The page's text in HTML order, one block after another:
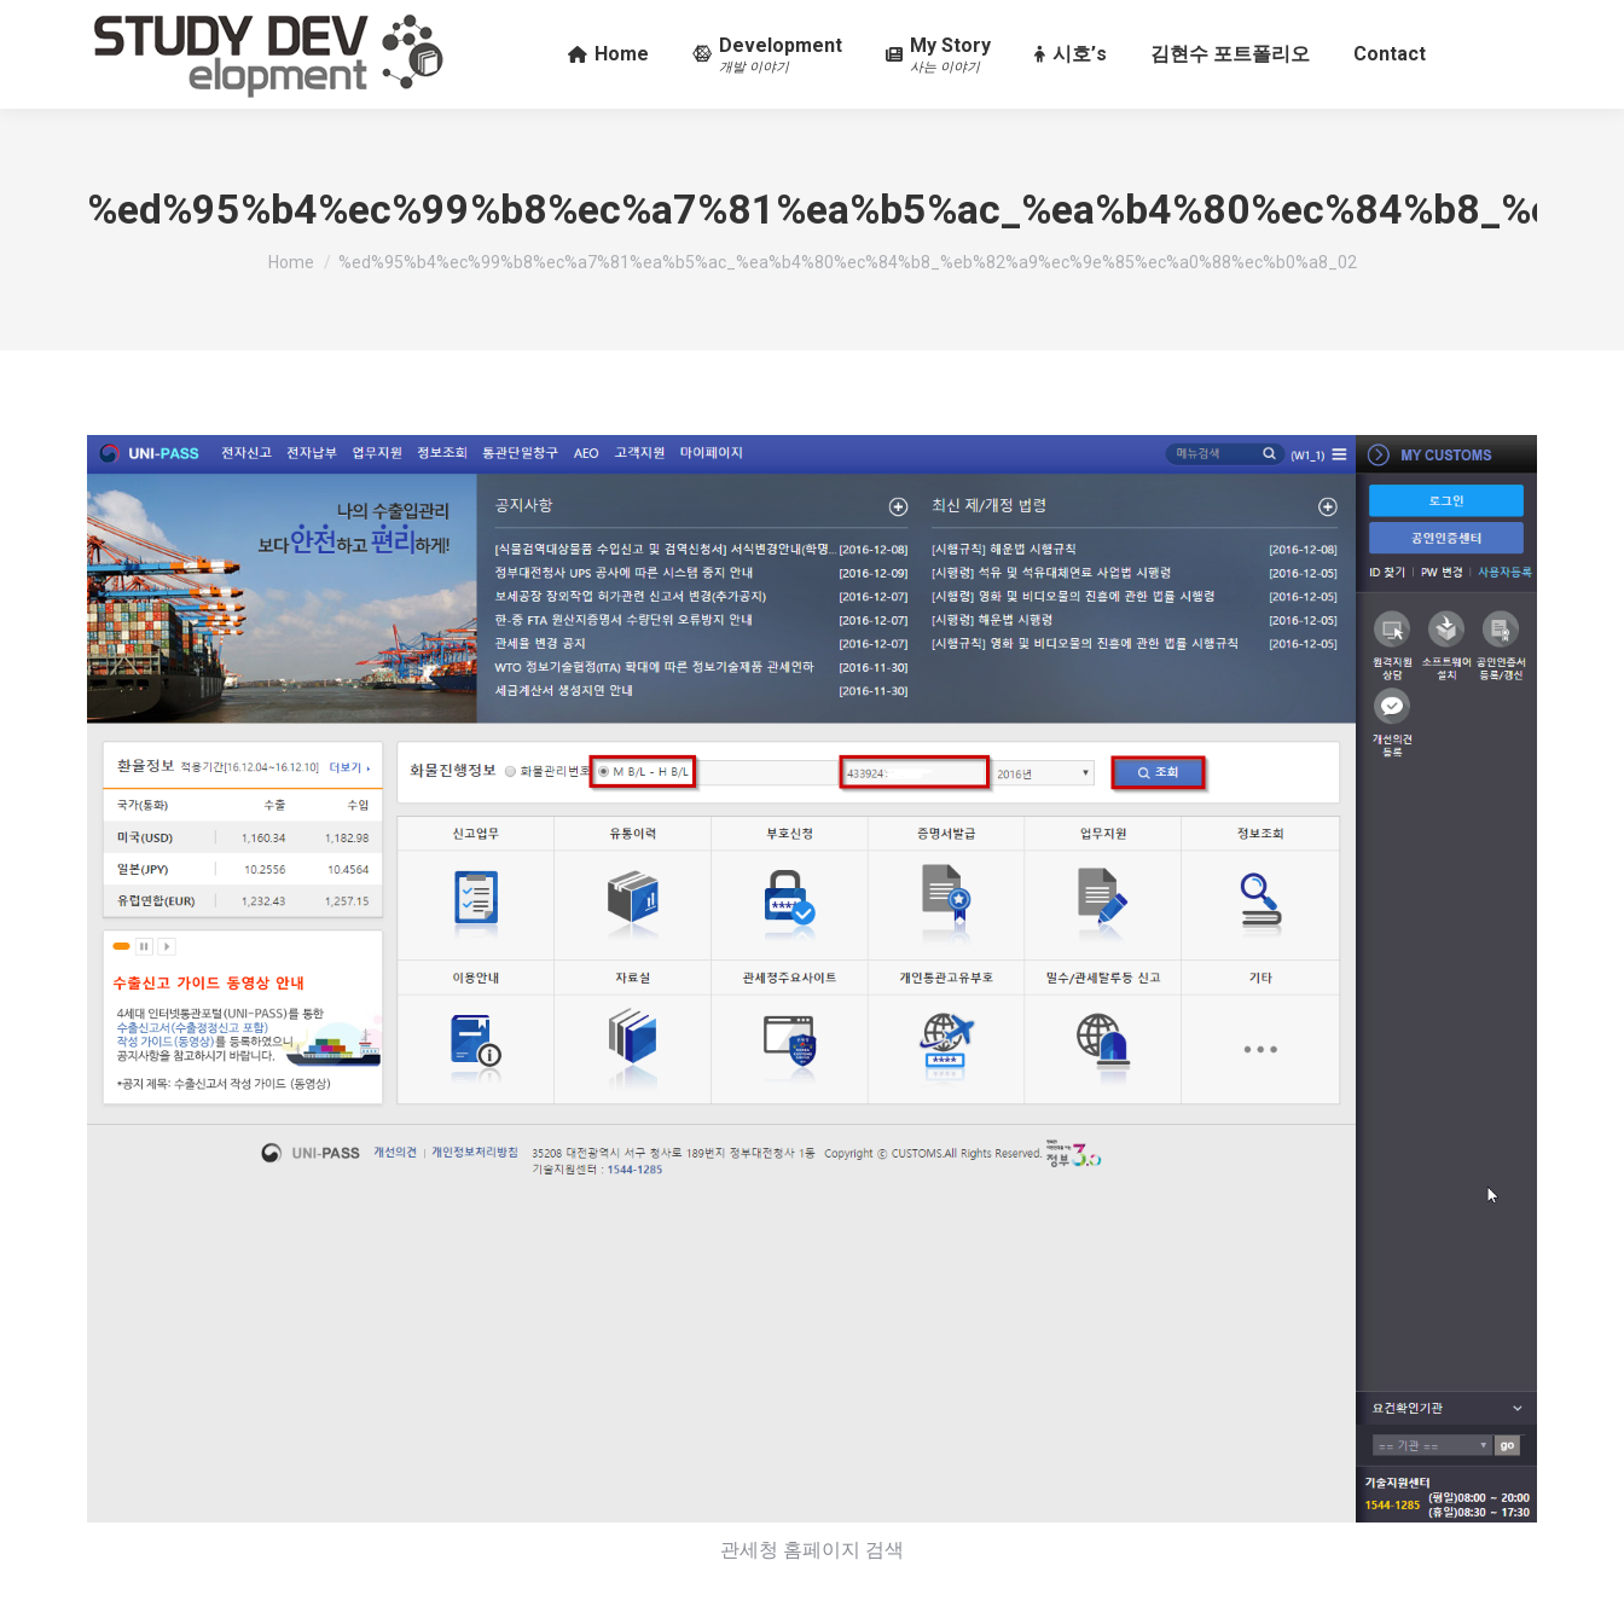
Home Development
개발 이야기
My Story
사는 이야기
시호’s 김현수 포트폴리오 Contact
You are here:
Home %ed%95%b4%ec%99%b8%ec%a7%81%ea%b5%ac_%ea%b4%80%ec%84%b8_%eb%82%a9%ec%9e%85%ec%a0%88%ec%b0%a8_02
관세청 홈페이지 검색